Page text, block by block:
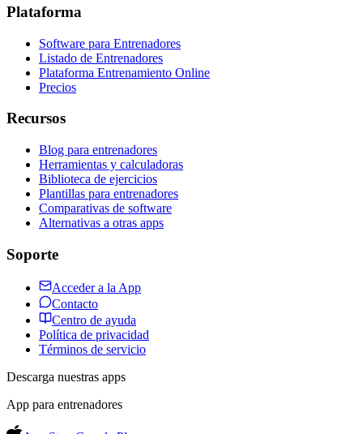
Plataforma
Software para Entrenadores
Listado de Entrenadores
Plataforma Entrenamiento Online
Precios
Recursos
Blog para entrenadores
Herramientas y calculadoras
Biblioteca de ejercicios
Plantillas para entrenadores
Comparativas de software
Alternativas a otras apps
Soporte
Acceder a la App
Contacto
Centro de ayuda
Política de privacidad
Términos de servicio
Descarga nuestras apps
App para entrenadores